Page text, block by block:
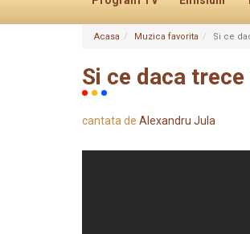
Evenimente
Acasa Muzica favorita Si ce
Si ce daca
cantata de Alexandru Jula